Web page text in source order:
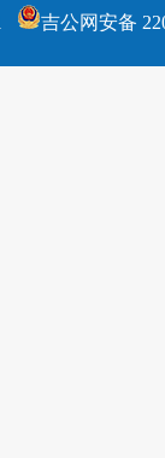
吉公网安备